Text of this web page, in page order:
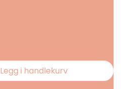
Legg i handlekurv